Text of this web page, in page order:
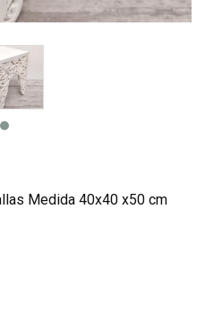
Medida 40x40 x50 cm